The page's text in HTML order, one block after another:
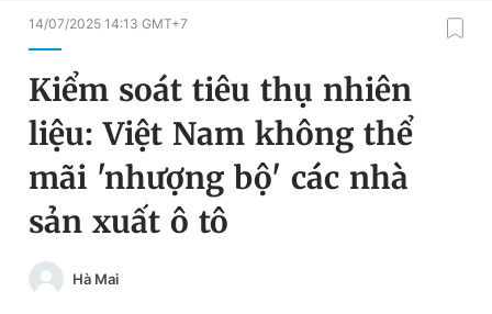
Chuyên mục
Chuyên mục khác
Chào ngày mới
Tin thị trường
Đổi mật khẩu
Tin đã lưu
14/07/2025 14:13 GMT+7
Kiểm soát tiêu thụ nhiên
liệu: Việt Nam không thể
mãi 'nhượng bộ' các nhà
sản xuất ô tô
Hà Mai